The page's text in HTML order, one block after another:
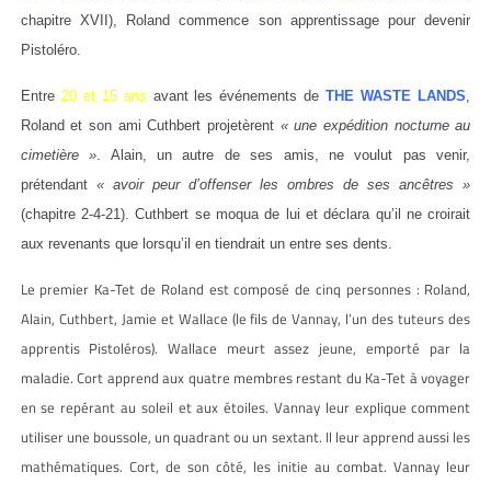
chapitre XVII), Roland commence son apprentissage pour devenir
Pistoléro.
Entre 20 et 15 ans avant les événements de THE WASTE LANDS,
Roland et son ami Cuthbert projetèrent « une expédition nocturne au
cimetière ». Alain, un autre de ses amis, ne voulut pas venir,
prétendant « avoir peur d’offenser les ombres de ses ancêtres »
(chapitre 2-4-21). Cuthbert se moqua de lui et déclara qu’il ne croirait
aux revenants que lorsqu’il en tiendrait un entre ses dents.
Le premier Ka-Tet de Roland est composé de cinq personnes : Roland,
Alain, Cuthbert, Jamie et Wallace (le fils de Vannay, l’un des tuteurs des
apprentis Pistoléros). Wallace meurt assez jeune, emporté par la
maladie. Cort apprend aux quatre membres restant du Ka-Tet à voyager
en se repérant au soleil et aux étoiles. Vannay leur explique comment
utiliser une boussole, un quadrant ou un sextant. Il leur apprend aussi les
mathématiques. Cort, de son côté, les initie au combat. Vannay leur